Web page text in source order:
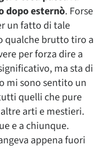
dopo esternò. Forse
un fatto di tale
qualche brutto tiro a
per forza dire a
ma sta di
mi sono sentito un
quelli che pure
arti e mestieri.
e a chiunque.
appena fuori